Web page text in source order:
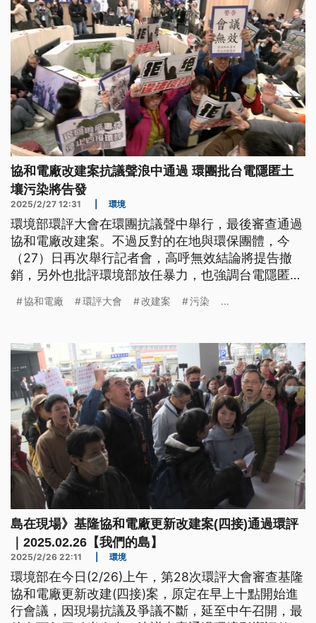
協和電廠改建案抗議聲浪中通過 環團批台電隱匿土
壤污染將告發
2025/2/27 12:31 環境
環境部環評大會在環團抗議聲中舉行，最後審查通過
協和電廠改建案。不過反對的在地與環保團體，今
（27）日再次舉行記者會，高呼無效結論將提告撤
銷，另外也批評環境部放任暴力，也強調台電隱匿土
境部也譴責暴力。
協和電廠 環評大會 改建案 污染 ...
島在現場》基隆協和電廠更新改建案(四接)通過環評
｜2025.02.26【我們的島】
2025/2/26 22:11 環境
環境部在今日(2/26)上午，第28次環評大會審查基隆
協和電廠更新改建(四接)案，原定在早上十點開始進
行會議，因現場抗議及爭議不斷，延至中午召開，最